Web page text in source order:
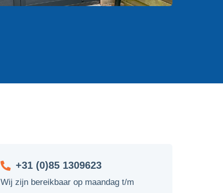
+31 (0)85 1309623
Wij zijn bereikbaar op maandag t/m